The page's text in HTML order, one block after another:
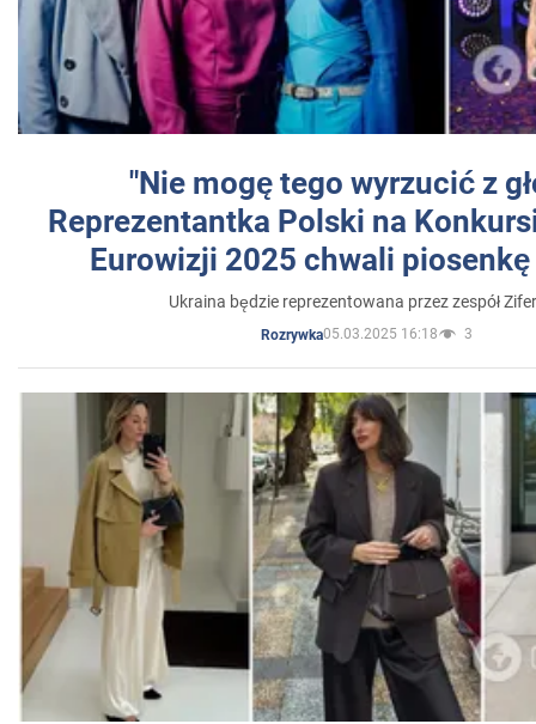
"Nie mogę tego wyrzucić z
Reprezentantka Polski na
Eurowizji 2025 chwali
Ukraina będzie reprezentowana przez zespół
Rozrywka05.03.2025 16:18 3